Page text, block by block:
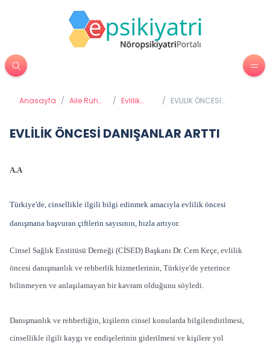
Anasayfa / Aile Ruh
/ Evlilik
/ EVLİLİK ÖNCESİ
EVLİLİK ÖNCESİ DANIŞANLAR ARTTI
A.A
Türkiye'de, cinsellikle ilgili bilgi edinmek amacıyla evlilik öncesi
danışmana başvuran çiftlerin sayısının, hızla artıyor.
Cinsel Sağlık Enstitüsü Derneği (CİSED) Başkanı Dr. Cem Keçe, evlilik
öncesi danışmanlık ve rehberlik hizmetlerinin, Türkiye'de yeterince
bilinmeyen ve anlaşılamayan bir kavram olduğunu söyledi.
Danışmanlık ve rehberliğin, kişilerin cinsel konularda bilgilendirilmesi,
cinsellikle ilgili kaygı ve endişelerinin giderilmesi ve kişilere yol